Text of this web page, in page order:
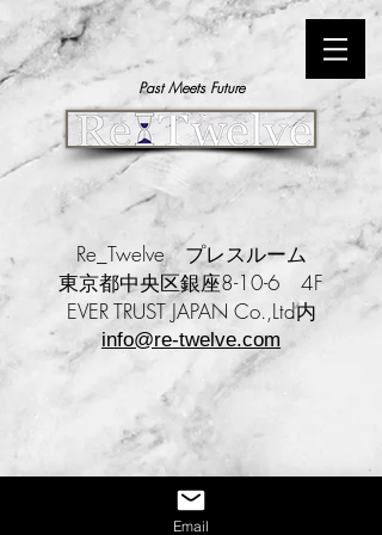
Past Meets Future
Re_Twelve プレスルーム
東京都中央区銀座8-10-6 4F
EVER TRUST JAPAN Co.,Ltd内
info@re-twelve.com
Email